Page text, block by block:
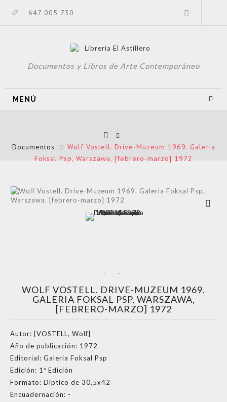
647 005 730
Documentos y Libros de Arte Contemporáneo
MENÚ
Documentos
Wolf Vostell. Drive-Muzeum 1969. Galeria
Foksal Psp, Warszawa, [febrero-marzo] 1972
WOLF VOSTELL. DRIVE-MUZEUM 1969.
GALERIA FOKSAL PSP, WARSZAWA,
[FEBRERO-MARZO] 1972
Autor: [VOSTELL, Wolf]
Año de publicación: 1972
Editorial: Galeria Foksal Psp
Edición: 1ª Edición
Formato: Díptico de 30,5x42
Encuadernación: -